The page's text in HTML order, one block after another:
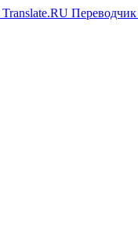
Translate.RU